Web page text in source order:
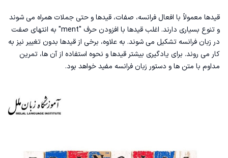
قیدها معمولاً با افعال فرانسه، صفات، قیدها و حتی جملات همراه می شوند
و تنوع بسیاری دارند. اغلب قیدها با افزودن حرف "ment" به انتهای
صفت
در زبان فرانسه تشکیل می شوند. به علاوه، برخی از قیدها بدون تغییر نیز به
کار می روند. برای یادگیری بیشتر قیدها و نحوه استفاده از آن ها، تمرین
مداوم با متن ها و دستور زبان فرانسه مفید خواهد بود.